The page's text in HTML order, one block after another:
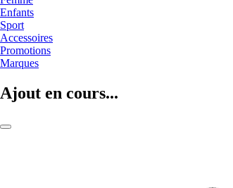
Enfants
Sport
Accessoires
Promotions
Marques
Ajout en cours...